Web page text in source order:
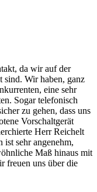
da wir auf der
sind. Wir haben, ganz
eine sehr
Sogar telefonisch
zu gehen, dass uns
Vorschaltgerät
Herr Reichelt
sehr angenehm,
Maß hinaus mit
freuen uns über die